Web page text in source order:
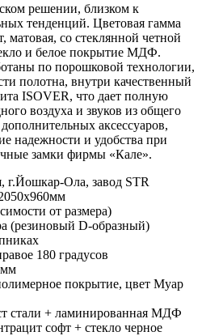
решении, близком к
тенденций. Цветовая гамма
со стеклянной четной
и белое покрытие МДФ.
по порошковой технологии,
полотна, внутри качественный
ISOVER, что дает полную
воздуха и звуков из общего
аксессуаров,
надежности и удобства при
замки фирмы «Кале».
г.Йошкар-Ола, завод STR
от размера)
(резиновый D-образный)
180 градусов
покрытие, цвет Муар
стали + ламинированная МДФ
софт + стекло черное